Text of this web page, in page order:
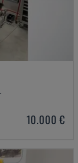
10.000 €